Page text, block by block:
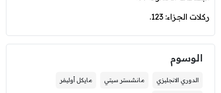
ركلات الجزاء: 123.
الوسوم
الدوري الانجليزي مانشستر سيتي مايكل أوليفر